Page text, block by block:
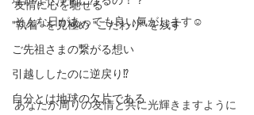
"執着" を見極め "こだわり" を残す
ご先祖さまの繋がる想い
引越ししたのに逆戻り⁉️
自分とは地球の欠片である
友情に心を馳せる
そんな日があっても良い氣がします☺️
あなたが周りの友情と共に光輝きますように